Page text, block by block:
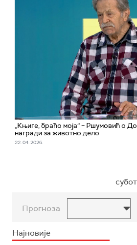
„Књиге, браћо моја“ – Ршумовић о
награди за животно дело
22. 04. 2026.
Прогноза
Најновије